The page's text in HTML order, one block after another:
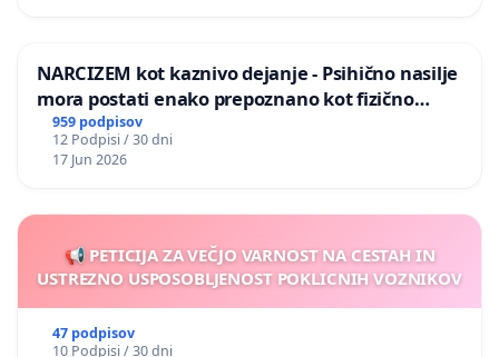
NARCIZEM kot kaznivo dejanje - Psihično nasilje
mora postati enako prepoznano kot fizično
nasilje
959 podpisov
12 Podpisi / 30 dni
17 Jun 2026
📢 PETICIJA ZA VEČJO VARNOST NA CESTAH IN
USTREZNO USPOSOBLJENOST POKLICNIH VOZNIKOV
47 podpisov
10 Podpisi / 30 dni